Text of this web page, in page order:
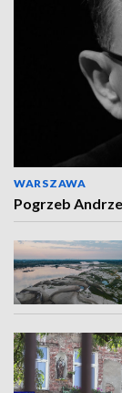
WARSZAWA
Pogrzeb